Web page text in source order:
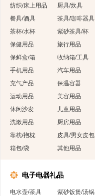
纺织/床上用品
厨具/炊具
餐具/酒具
茶具/咖啡器具
茶杯/水杯
紫砂茶具/杯
保健用品
旅行用品
保鲜盒/箱
收纳箱/工具
手机用品
汽车用品
充气产品
保温容器
运动用品
美容用品
休闲沙发
儿童用品
洗漱用品
厨房用品
靠枕/抱枕
皮具/男女皮包
箱包/袋
其他用品
电子电器礼品
电水壶/茶具
紫砂饭煲/汤锅